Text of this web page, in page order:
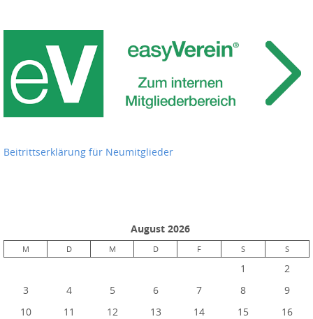
Beitrittserklärung für Neumitglieder
August 2026
M D M D F S S
1
2
3
4 5 6 7 8
9
10
11 12 13 14 15
16